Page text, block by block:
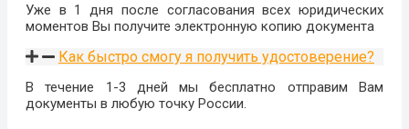
Уже в 1 дня после согласования всех юридических
моментов Вы получите электронную копию документа
Как быстро смогу я получить удостоверение?
В течение 1-3 дней мы бесплатно отправим Вам
документы в любую точку России.